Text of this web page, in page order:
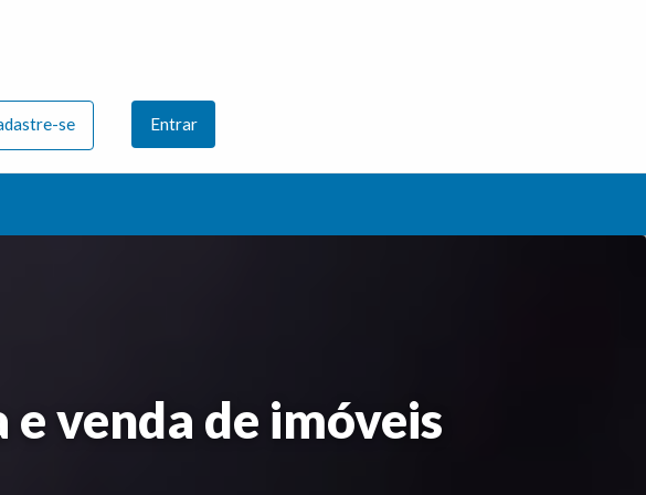
se Entrar
venda de imóveis